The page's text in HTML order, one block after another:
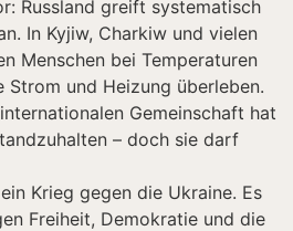
Russland greift systematisch
In Kyjiw, Charkiw und vielen
Menschen bei Temperaturen
Strom und Heizung überleben.
Gemeinschaft hat
– doch sie darf
Krieg gegen die Ukraine. Es
Freiheit, Demokratie und die